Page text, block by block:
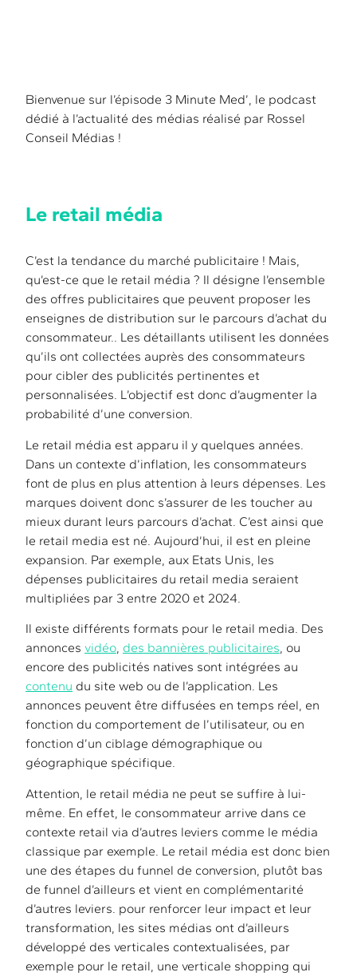
Bienvenue sur l’épisode 3 Minute Med’, le podcast
dédié à l’actualité des médias réalisé par Rossel
Conseil Médias !
Le retail média
C’est la tendance du marché publicitaire ! Mais,
qu’est-ce que le retail média ? Il désigne l’ensemble
des offres publicitaires que peuvent proposer les
enseignes de distribution sur le parcours d’achat du
consommateur.. Les détaillants utilisent les données
qu’ils ont collectées auprès des consommateurs
pour cibler des publicités pertinentes et
personnalisées. L’objectif est donc d’augmenter la
probabilité d’une conversion.
Le retail média est apparu il y quelques années.
Dans un contexte d’inflation, les consommateurs
font de plus en plus attention à leurs dépenses. Les
marques doivent donc s’assurer de les toucher au
mieux durant leurs parcours d’achat. C’est ainsi que
le retail media est né. Aujourd’hui, il est en pleine
expansion. Par exemple, aux Etats Unis, les
dépenses publicitaires du retail media seraient
multipliées par 3 entre 2020 et 2024.
Il existe différents formats pour le retail media. Des
annonces vidéo, des bannières publicitaires, ou
encore des publicités natives sont intégrées au
contenu du site web ou de l’application. Les
annonces peuvent être diffusées en temps réel, en
fonction du comportement de l’utilisateur, ou en
fonction d’un ciblage démographique ou
géographique spécifique.
Attention, le retail média ne peut se suffire à lui-
même. En effet, le consommateur arrive dans ce
contexte retail via d’autres leviers comme le média
classique par exemple. Le retail média est donc bien
une des étapes du funnel de conversion, plutôt bas
de funnel d’ailleurs et vient en complémentarité
d’autres leviers. pour renforcer leur impact et leur
transformation, les sites médias ont d’ailleurs
développé des verticales contextualisées, par
exemple pour le retail, une verticale shopping qui